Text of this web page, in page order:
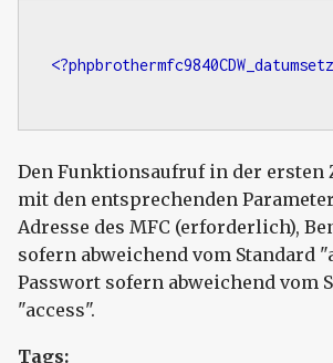
Den Funktionsaufruf in der ersten
mit den entsprechenden
Adresse des MFC (erforderlich),
sofern abweichend vom Standard
Passwort sofern abweichend vom
"access".
Tags: